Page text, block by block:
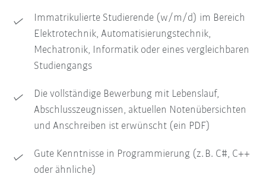
Immatrikulierte Studierende (w/m/d) im Bereich
Elektrotechnik, Automatisierungstechnik,
Mechatronik, Informatik oder eines vergleichbaren
Studiengangs
Die vollständige Bewerbung mit Lebenslauf,
Abschlusszeugnissen, aktuellen Notenübersichten
und Anschreiben ist erwünscht (ein PDF)
Gute Kenntnisse in Programmierung (z. B. C#, C++
oder ähnliche)